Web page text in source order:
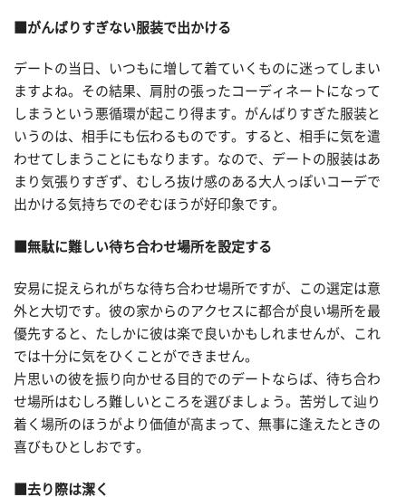
■がんばりすぎない服装で出かける
デートの当日、いつもに増して着ていくものに迷ってしまい
ますよね。その結果、肩肘の張ったコーディネートになって
しまうという悪循環が起こり得ます。がんばりすぎた服装と
いうのは、相手にも伝わるものです。すると、相手に気を遣
わせてしまうことにもなります。なので、デートの服装はあ
まり気張りすぎず、むしろ抜け感のある大人っぽいコーデで
出かける気持ちでのぞむほうが好印象です。
■無駄に難しい待ち合わせ場所を設定する
安易に捉えられがちな待ち合わせ場所ですが、この選定は意
外と大切です。彼の家からのアクセスに都合が良い場所を最
優先すると、たしかに彼は楽で良いかもしれませんが、これ
では十分に気をひくことができません。
片思いの彼を振り向かせる目的でのデートならば、待ち合わ
せ場所はむしろ難しいところを選びましょう。苦労して辿り
着く場所のほうがより価値が高まって、無事に逢えたときの
喜びもひとしおです。
■去り際は潔く